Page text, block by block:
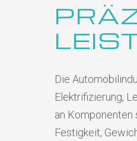
Die
Elektrifizierung,
an
Festigkeit,